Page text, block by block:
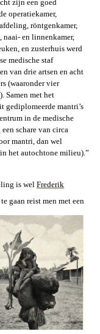
zijn een goed
operatiekamer,
röntgenkamer,
en linnenkamer,
en zusterhuis werd
medische staf
van drie artsen en acht
(waaronder vier
Samen met het
gediplomeerde mantri’s
in de medische
schare van circa
mantri, dan wel
het autochtone milieu).”
is wel Frederik
te gaan reist men met een